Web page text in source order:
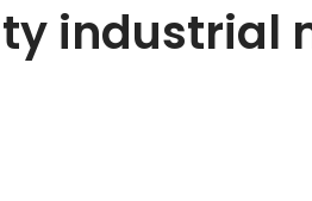
industrial